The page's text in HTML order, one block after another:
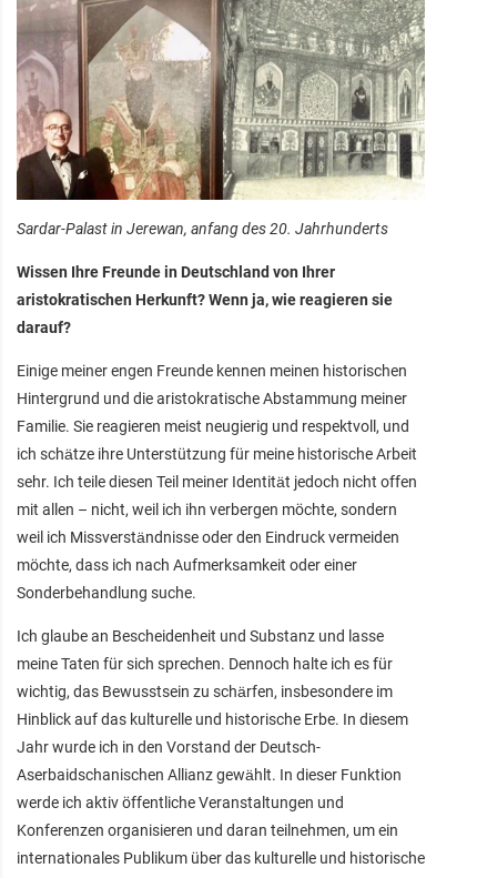
Sardar-Palast in Jerewan, anfang des 20. Jahrhunderts
Wissen Ihre Freunde in Deutschland von Ihrer
aristokratischen Herkunft? Wenn ja, wie reagieren sie
darauf?
Einige meiner engen Freunde kennen meinen historischen
Hintergrund und die aristokratische Abstammung meiner
Familie. Sie reagieren meist neugierig und respektvoll, und
ich schätze ihre Unterstützung für meine historische Arbeit
sehr. Ich teile diesen Teil meiner Identität jedoch nicht offen
mit allen – nicht, weil ich ihn verbergen möchte, sondern
weil ich Missverständnisse oder den Eindruck vermeiden
möchte, dass ich nach Aufmerksamkeit oder einer
Sonderbehandlung suche.
Ich glaube an Bescheidenheit und Substanz und lasse
meine Taten für sich sprechen. Dennoch halte ich es für
wichtig, das Bewusstsein zu schärfen, insbesondere im
Hinblick auf das kulturelle und historische Erbe. In diesem
Jahr wurde ich in den Vorstand der Deutsch-
Aserbaidschanischen Allianz gewählt. In dieser Funktion
werde ich aktiv öffentliche Veranstaltungen und
Konferenzen organisieren und daran teilnehmen, um ein
internationales Publikum über das kulturelle und historische